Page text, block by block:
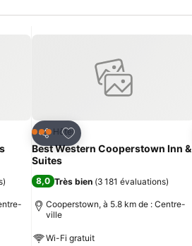
)
Partager
Ajouter à mes favoris
3 ÉtoilesHôtel
Best Western Cooperstown Inn &
Suites
8,0 Très bien (3 181 évaluations)
Cooperstown, à 5.8 km de : Centre-
ville
Wi-Fi gratuit